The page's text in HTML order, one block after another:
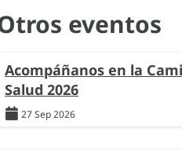
eventos
Acompáñanos en la
Salud 2026
27 Sep 2026